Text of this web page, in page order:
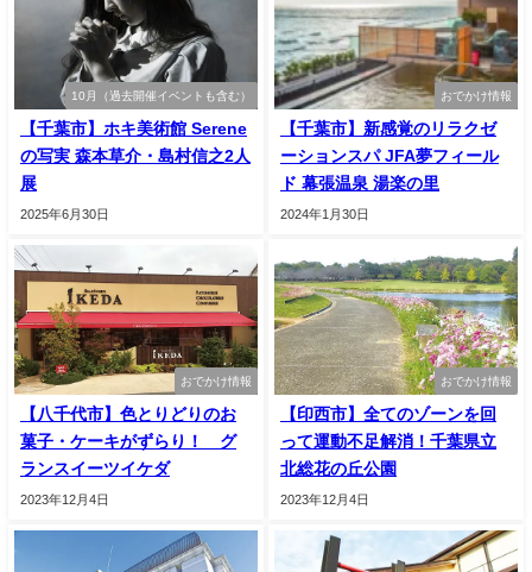
10月（過去開催イベントも含む）
【千葉市】ホキ美術館 Serene
の写実 森本草介・島村信之2人
展
2025年6月30日
おでかけ情報
【千葉市】新感覚のリラクゼ
ーションスパ JFA夢フィール
ド 幕張温泉 湯楽の里
2024年1月30日
おでかけ情報
【八千代市】色とりどりのお
菓子・ケーキがずらり！ グ
ランスイーツイケダ
2023年12月4日
おでかけ情報
【印西市】全てのゾーンを回
って運動不足解消！千葉県立
北総花の丘公園
2023年12月4日